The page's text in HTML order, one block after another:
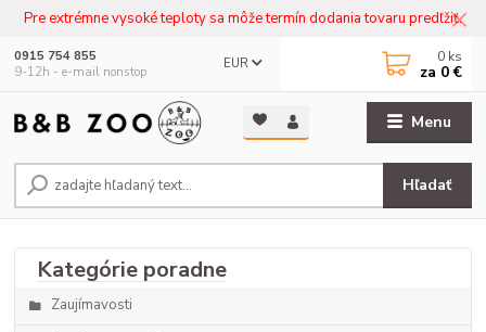
Pre extrémne vysoké teploty sa môže termín dodania tovaru predľžiť.
Menu
EUR
Hľadať
0915 754 855
9-12h - e-mail nonstop
0 ks
za 0 €
Zaujímavosti